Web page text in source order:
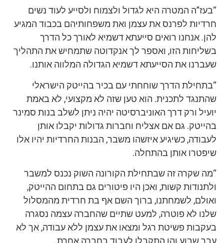
“בעז”ה המטרה היא לגדול ולצמוח ולסייע לעוד נשים
חרדיות לפרנס את עצמן ואת משפחותיהם בכבוד המגיע
להן. אנחנו רואים סייעתא דשמיא לאורך כל הדרך
בשליחות הזו, ואספר לך אנקדוטה שתמחיש את התהליך
שעברנו את הסייעתא דשמיא הגדולה המלווה אותנו.
“בתחילת הדרך שוחחתי עם בכיר בהייטק הישראלי
שהתנגד לתכנית. הוא טען שזה לא מקצועי, לא באמת
יועיל ורק דרך האוניברסיטה יהיה ניתן לשלב בנות סמינר
בהייטק. גם אם אצליח וחברות גדולות יקבלו אותן
לעבודה, כשיגיע איזשהו משבר, הבנות החרדיות יהיו אלו
שיפטרו אותן בהתחלה.
“מה שקרה זה שבתחילת הקורונה השוק נכנס למשבר
ולתנודות קשות, ואכן היו פיטורים גם בתחום ההייטק,
ואולם, לשמחתנו, ברוך השם אף בת חרדית מהמסלול
שלנו לא פוטרה, למעט שתיים שהחברה עצמה נסגרה
בעקבות פשיטת רגל ומצאו את עצמן ללא עבודה, אך לא
עבר שבוע והן התקבלו לעבוד בחברה אחרת.